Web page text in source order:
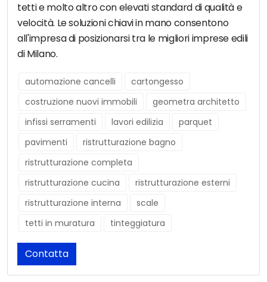
tetti e molto altro con elevati standard di qualità e
velocità. Le soluzioni chiavi in mano consentono
all'impresa di posizionarsi tra le migliori imprese edili
di Milano.
automazione cancelli
cartongesso
costruzione nuovi immobili
geometra architetto
infissi serramenti
lavori edilizia
parquet
pavimenti
ristrutturazione bagno
ristrutturazione completa
ristrutturazione cucina
ristrutturazione esterni
ristrutturazione interna
scale
tetti in muratura
tinteggiatura
Contatta